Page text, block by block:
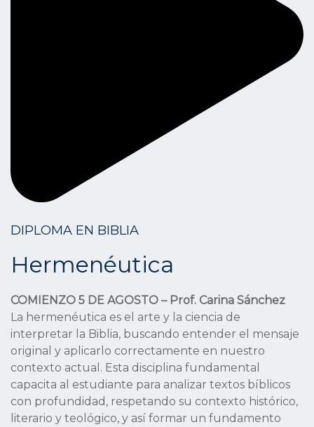
DIPLOMA EN BIBLIA
Hermenéutica
COMIENZO 5 DE AGOSTO – Prof. Carina Sánchez
La hermenéutica es el arte y la ciencia de
interpretar la Biblia, buscando entender el mensaje
original y aplicarlo correctamente en nuestro
contexto actual. Esta disciplina fundamental
capacita al estudiante para analizar textos bíblicos
con profundidad, respetando su contexto histórico,
literario y teológico, y así formar un fundamento